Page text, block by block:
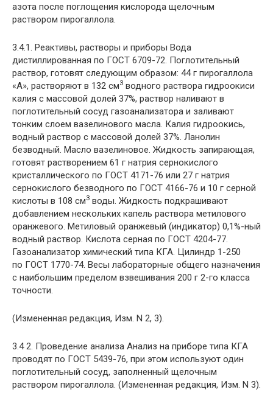
азота после поглощения кислорода щелочным
раствором пирогаллола.
3.4.1. Реактивы, растворы и приборы Вода
дистиллированная по ГОСТ 6709-72. Поглотительный
раствор, готовят следующим образом: 44 г пирогаллола
«А», растворяют в 132 см3 водного раствора гидроокиси
калия с массовой долей 37%, раствор наливают в
поглотительный сосуд газоанализатора и заливают
тонким слоем вазелинового масла. Калия гидроокись,
водный раствор с массовой долей 37%. Ланолин
безводный. Масло вазелиновое. Жидкость запирающая,
готовят растворением 61 г натрия сернокислого
кристаллического по ГОСТ 4171-76 или 27 г натрия
сернокислого безводного по ГОСТ 4166-76 и 10 г серной
кислоты в 108 см3 воды. Жидкость подкрашивают
добавлением нескольких капель раствора метилового
оранжевого. Метиловый оранжевый (индикатор) 0,1%-ный
водный раствор. Кислота серная по ГОСТ 4204-77.
Газоанализатор химический типа КГА. Цилиндр 1-250
по ГОСТ 1770-74. Весы лабораторные общего назначения
с наибольшим пределом взвешивания 200 г 2-го класса
точности.
(Измененная редакция, Изм. N 2, 3).
3.4 2. Проведение анализа Анализ на приборе типа КГА
проводят по ГОСТ 5439-76, при этом используют один
поглотительный сосуд, заполненный щелочным
раствором пирогаллола. (Измененная редакция, Изм. N 3).